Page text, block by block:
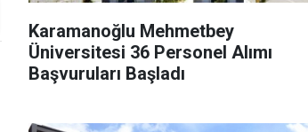
Karamanoğlu Mehmetbey
Üniversitesi 36 Personel Alımı
Başvuruları Başladı